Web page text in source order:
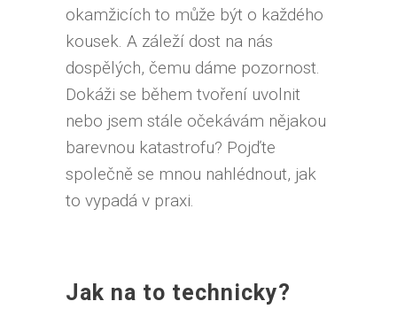
okamžicích to může být o každého
kousek. A záleží dost na nás
dospělých, čemu dáme pozornost.
Dokáži se během tvoření uvolnit
nebo jsem stále očekávám nějakou
barevnou katastrofu? Pojďte
společně se mnou nahlédnout, jak
to vypadá v praxi.
Jak na to technicky?